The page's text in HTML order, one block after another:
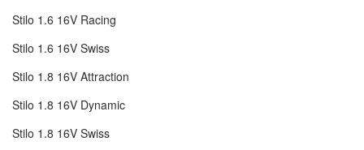
Stilo 1.6 16V Racing
Stilo 1.6 16V Swiss
Stilo 1.8 16V Attraction
Stilo 1.8 16V Dynamic
Stilo 1.8 16V Swiss